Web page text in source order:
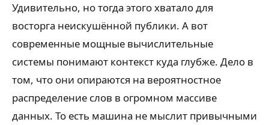
Удивительно, но тогда этого хватало для
восторга неискушённой публики. А вот
современные мощные вычислительные
системы понимают контекст куда глубже. Дело в
том, что они опираются на вероятностное
распределение слов в огромном массиве
данных. То есть машина не мыслит привычными